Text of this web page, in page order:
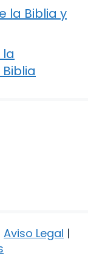
la Biblia y
Aviso Legal |